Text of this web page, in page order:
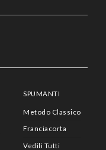
SPUMANTI
Metodo Classico
Franciacorta
Vedili Tutti